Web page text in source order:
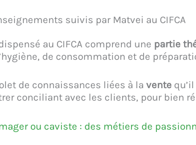
suivis par Matvei au CIFCA
au CIFCA comprend une partie
de consommation et de
de connaissances liées à la vente
conciliant avec les clients, pour bien
ou caviste : des métiers de